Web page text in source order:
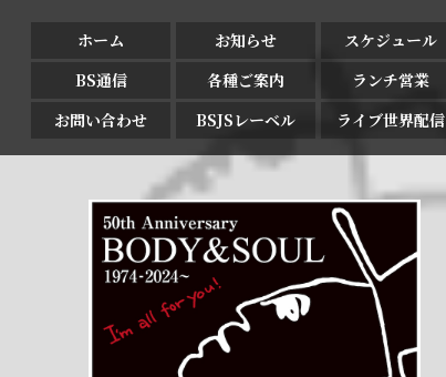
ホーム お知らせ スケジュール
BS通信
各種ご案内 ランチ営業
お問い合わせ
BSJSレーベル ライブ世界配信